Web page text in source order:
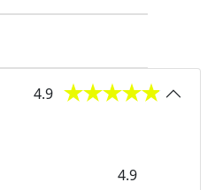
4.9
4.9